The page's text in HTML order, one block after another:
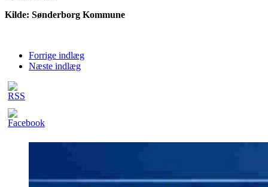
Kilde: Sønderborg Kommune
Forrige indlæg
Næste indlæg